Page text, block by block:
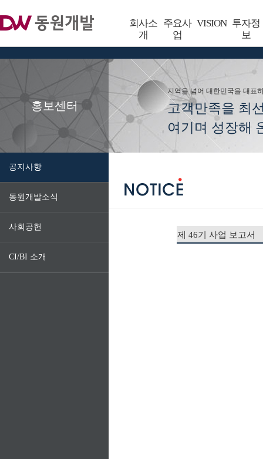
회사소
개
주요사
업
VISION 투자정
보
홍보센터
공지사항
동원개발소식
사회공헌
CI/BI 소개
지역을 넘어 대한민국을 대표
고객만족을 최
여기며 성장해
제 46기 사업 보고서